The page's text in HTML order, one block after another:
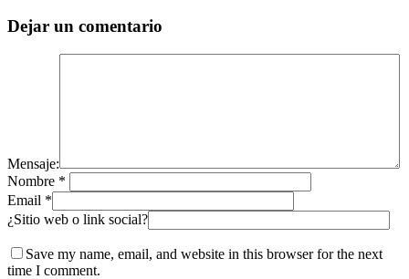
Dejar un comentario
Mensaje:
Nombre *
Email *
¿Sitio web o link social?
Save my name, email, and website in this browser for the next
time I comment.